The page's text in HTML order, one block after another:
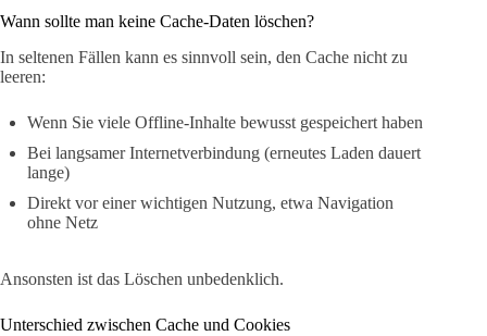
Wann sollte man keine Cache-Daten löschen?
In seltenen Fällen kann es sinnvoll sein, den Cache nicht zu
leeren:
Wenn Sie viele Offline-Inhalte bewusst gespeichert haben
Bei langsamer Internetverbindung (erneutes Laden dauert
lange)
Direkt vor einer wichtigen Nutzung, etwa Navigation
ohne Netz
Ansonsten ist das Löschen unbedenklich.
Unterschied zwischen Cache und Cookies